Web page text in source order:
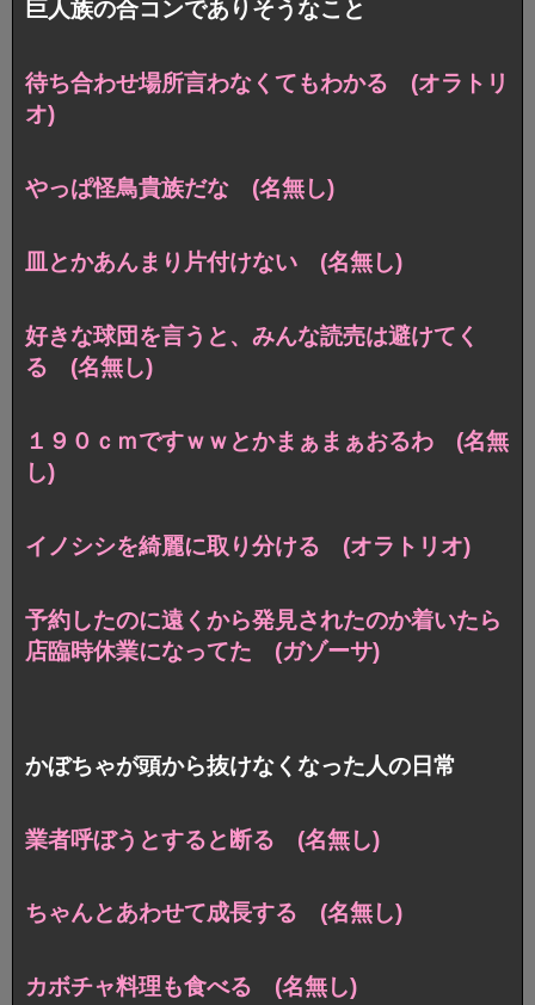
巨人族の合コンでありそうなこと
待ち合わせ場所言わなくてもわかる (オラトリ
オ)
やっぱ怪鳥貴族だな (名無し)
皿とかあんまり片付けない (名無し)
好きな球団を言うと、みんな読売は避けてく
る (名無し)
１９０ｃｍですｗｗとかまぁまぁおるわ (名無
し)
イノシシを綺麗に取り分ける (オラトリオ)
予約したのに遠くから発見されたのか着いたら
店臨時休業になってた (ガゾーサ)
かぼちゃが頭から抜けなくなった人の日常
業者呼ぼうとすると断る (名無し)
ちゃんとあわせて成長する (名無し)
カボチャ料理も食べる (名無し)